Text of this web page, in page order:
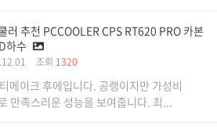
러 추천 PCCOOLER CPS RT620 PRO 카본
하수
조회 1320
메이크 후에입니다. 공랭이지만 가성비
만족스러운 성능을 보여줍니다. 최...